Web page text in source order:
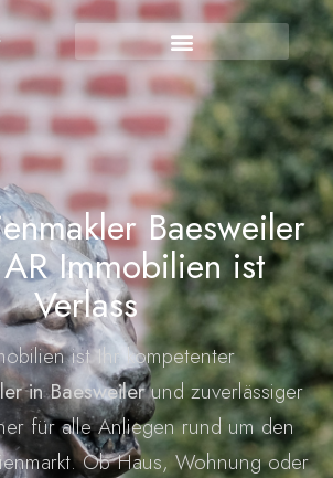
Baesweiler
Immobilien ist
Verlass
ist Ihr kompetenter
in Baesweilerund zuverlässiger
für alle Anliegen rund um den
Ob Haus, Wohnung oder